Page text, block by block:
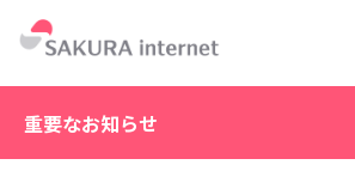
重要なお知らせ